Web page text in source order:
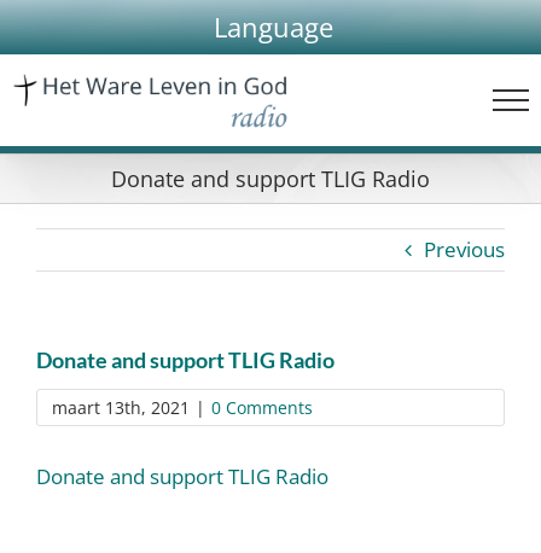
Skip
to
content
Language
Donate and support TLIG Radio
Previous
Donate and support TLIG Radio
maart 13th, 2021 | 0 Comments
Donate and support TLIG Radio